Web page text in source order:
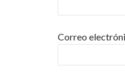
Correo